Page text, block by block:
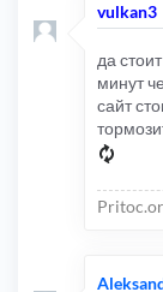
vulkan3
да
минут
сайт